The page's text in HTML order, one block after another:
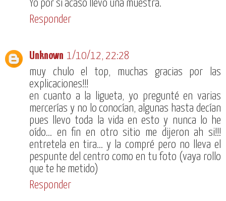
Yo por si acaso llevo una muestra.
Responder
Unknown 1/10/12, 22:28
muy chulo el top, muchas gracias por las
explicaciones!!!
en cuanto a la ligueta, yo pregunté en varias
mercerías y no lo conocían, algunas hasta decían
pues llevo toda la vida en esto y nunca lo he
oído... en fin en otro sitio me dijeron ah si!!!
entretela en tira... y la compré pero no lleva el
pespunte del centro como en tu foto (vaya rollo
que te he metido)
Responder